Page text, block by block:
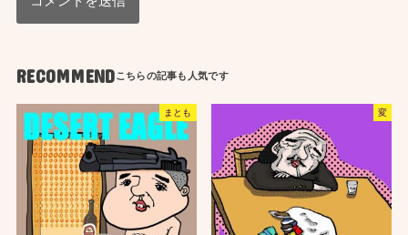
RECOMMEND
まとも 変